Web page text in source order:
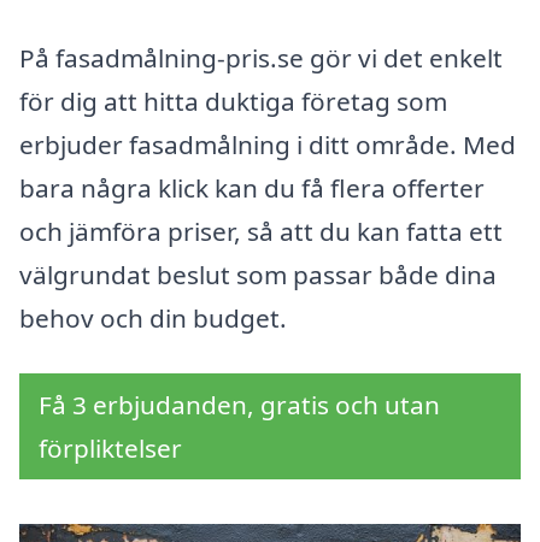
På fasadmålning-pris.se gör vi det enkelt
för dig att hitta duktiga företag som
erbjuder fasadmålning i ditt område. Med
bara några klick kan du få flera offerter
och jämföra priser, så att du kan fatta ett
välgrundat beslut som passar både dina
behov och din budget.
Få 3 erbjudanden, gratis och utan
förpliktelser